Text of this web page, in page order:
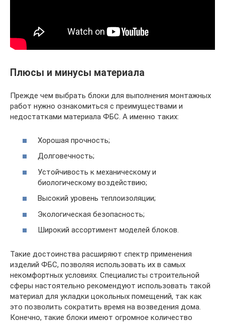
Плюсы и минусы материала
Прежде чем выбрать блоки для выполнения монтажных
работ нужно ознакомиться с преимуществами и
недостатками материала ФБС. А именно таких:
Хорошая прочность;
Долговечность;
Устойчивость к механическому и
биологическому воздействию;
Высокий уровень теплоизоляции;
Экологическая безопасность;
Широкий ассортимент моделей блоков.
Такие достоинства расширяют спектр применения
изделий ФБС, позволяя использовать их в самых
некомфортных условиях. Специалисты строительной
сферы настоятельно рекомендуют использовать такой
материал для укладки цокольных помещений, так как
это позволить сократить время на возведения дома.
Конечно, такие блоки имеют огромное количество